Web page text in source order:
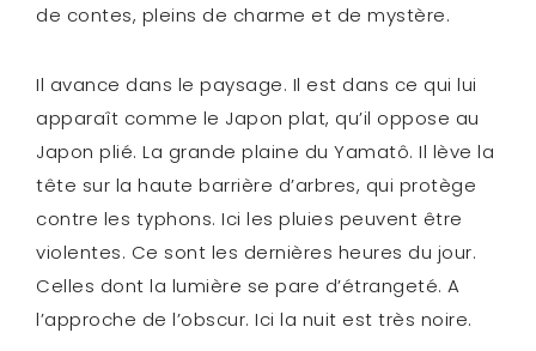
de contes, pleins de charme et de mystère.
Il avance dans le paysage. Il est dans ce qui lui
apparaît comme le Japon plat, qu’il oppose au
Japon plié. La grande plaine du Yamatô. Il lève la
tête sur la haute barrière d’arbres, qui protège
contre les typhons. Ici les pluies peuvent être
violentes. Ce sont les dernières heures du jour.
Celles dont la lumière se pare d’étrangeté. A
l’approche de l’obscur. Ici la nuit est très noire.